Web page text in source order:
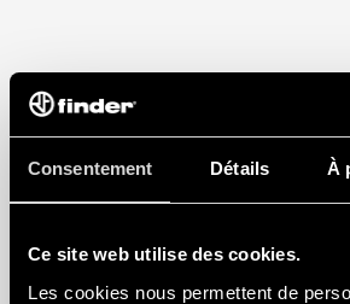
Consentement Détails À
Ce site web utilise des cookies.
Les cookies nous permettent de